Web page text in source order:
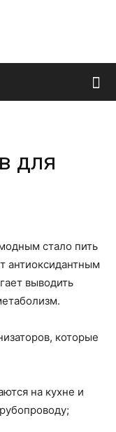
для
стало пить
антиоксидантным
выводить
которые
на кухне и